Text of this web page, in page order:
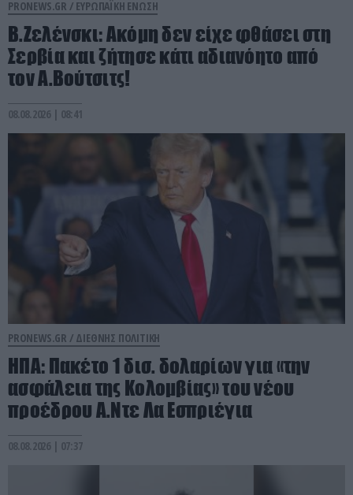
PRONEWS.GR / ΕΥΡΩΠΑΪΚΗ ΕΝΩΣΗ
Β.Ζελένσκι: Ακόμη δεν είχε φθάσει στη
Σερβία και ζήτησε κάτι αδιανόητο από
τον Α.Βούτσιτς!
08.08.2026 | 08:41
PRONEWS.GR / ΔΙΕΘΝΗΣ ΠΟΛΙΤΙΚΗ
ΗΠΑ: Πακέτο 1 δισ. δολαρίων για «την
ασφάλεια της Κολομβίας» του νέου
προέδρου Α.Ντε Λα Εσπριέγια
08.08.2026 | 07:37